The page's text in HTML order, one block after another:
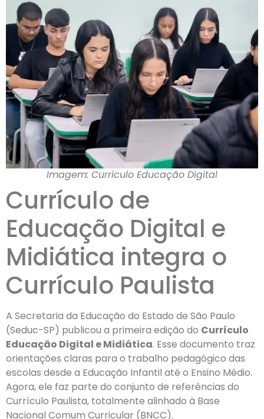
Imagem: Currículo Educação Digital
Currículo de
Educação Digital e
Midiática integra o
Currículo Paulista
A Secretaria da Educação do Estado de São Paulo
(Seduc-SP) publicou a primeira edição do Currículo
Educação Digital e Midiática. Esse documento traz
orientações claras para o trabalho pedagógico das
escolas desde a Educação Infantil até o Ensino Médio.
Agora, ele faz parte do conjunto de referências do
Currículo Paulista, totalmente alinhado à Base
Nacional Comum Curricular (BNCC).